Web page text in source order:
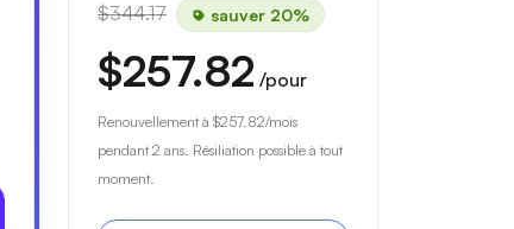
$344.17 sauver 20%
$257.82 /pour
Renouvellement à $257.82/mois
pendant 2 ans. Résiliation possible à tout
moment.